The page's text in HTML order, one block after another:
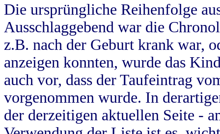
Die ursprüngliche Reihenfolge
Ausschlaggebend war die
z.B. nach der Geburt krank war,
anzeigen konnten, wurde das
auch vor, dass der Taufeintrag
vorgenommen wurde. In
der derzeitigen aktuellen Seite -